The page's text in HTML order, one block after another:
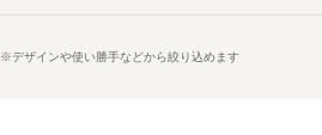
※デザインや使い勝手などから絞り込めます